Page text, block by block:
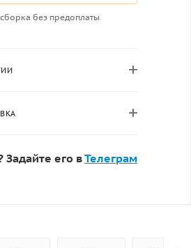
без предоплаты
Задайте его вТелеграм